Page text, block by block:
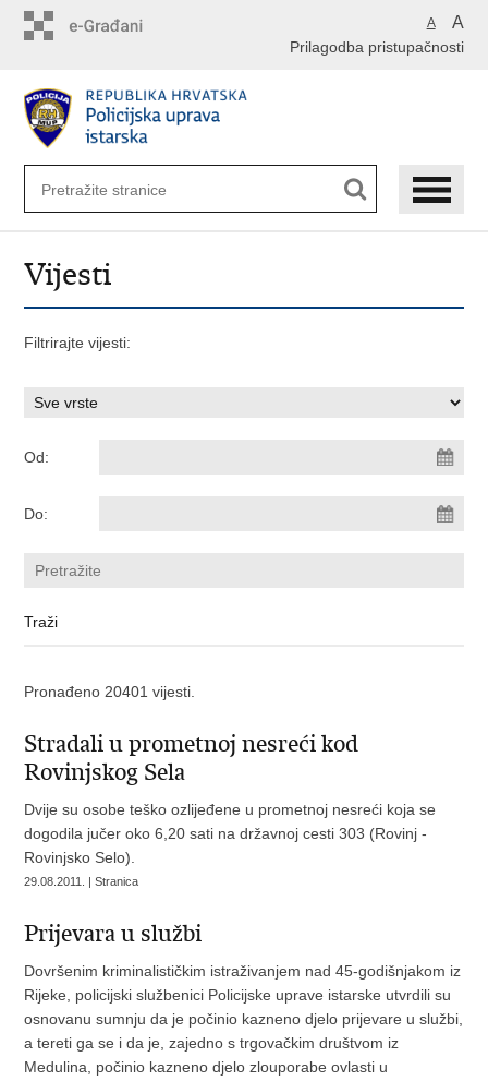
A A
Prilagodba pristupačnosti
Vijesti
Filtrirajte vijesti:
Od:
Do:
Pronađeno 20401 vijesti.
Stradali u prometnoj nesreći kod
Rovinjskog Sela
Dvije su osobe teško ozlijeđene u prometnoj nesreći koja se
dogodila jučer oko 6,20 sati na državnoj cesti 303 (Rovinj -
Rovinjsko Selo).
29.08.2011. | Stranica
Prijevara u službi
Dovršenim kriminalističkim istraživanjem nad 45-godišnjakom iz
Rijeke, policijski službenici Policijske uprave istarske utvrdili su
osnovanu sumnju da je počinio kazneno djelo prijevare u službi,
a tereti ga se i da je, zajedno s trgovačkim društvom iz
Medulina, počinio kazneno djelo zlouporabe ovlasti u